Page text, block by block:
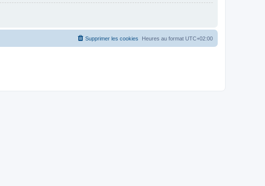
Heures au format UTC+02:00
Supprimer les cookies